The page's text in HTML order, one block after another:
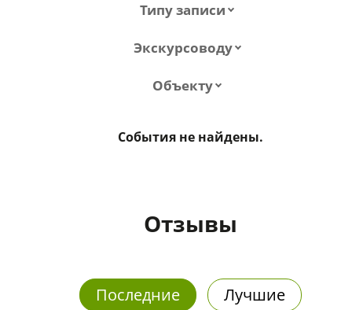
Типу записи
Экскурсоводу
Объекту
События не найдены.
Отзывы
Последние Лучшие